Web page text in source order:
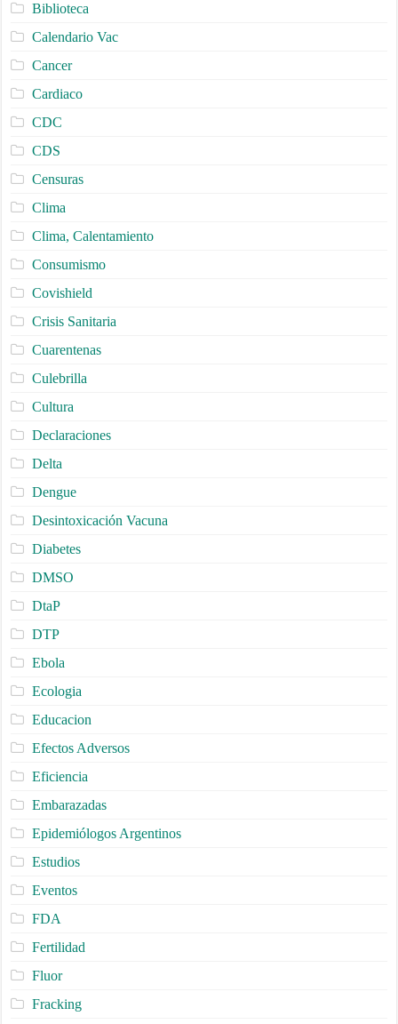
Biblioteca
Calendario Vac
Cancer
Cardiaco
CDC
CDS
Censuras
Clima
Clima, Calentamiento
Consumismo
Covishield
Crisis Sanitaria
Cuarentenas
Culebrilla
Cultura
Declaraciones
Delta
Dengue
Desintoxicación Vacuna
Diabetes
DMSO
DtaP
DTP
Ebola
Ecologia
Educacion
Efectos Adversos
Eficiencia
Embarazadas
Epidemiólogos Argentinos
Estudios
Eventos
FDA
Fertilidad
Fluor
Fracking